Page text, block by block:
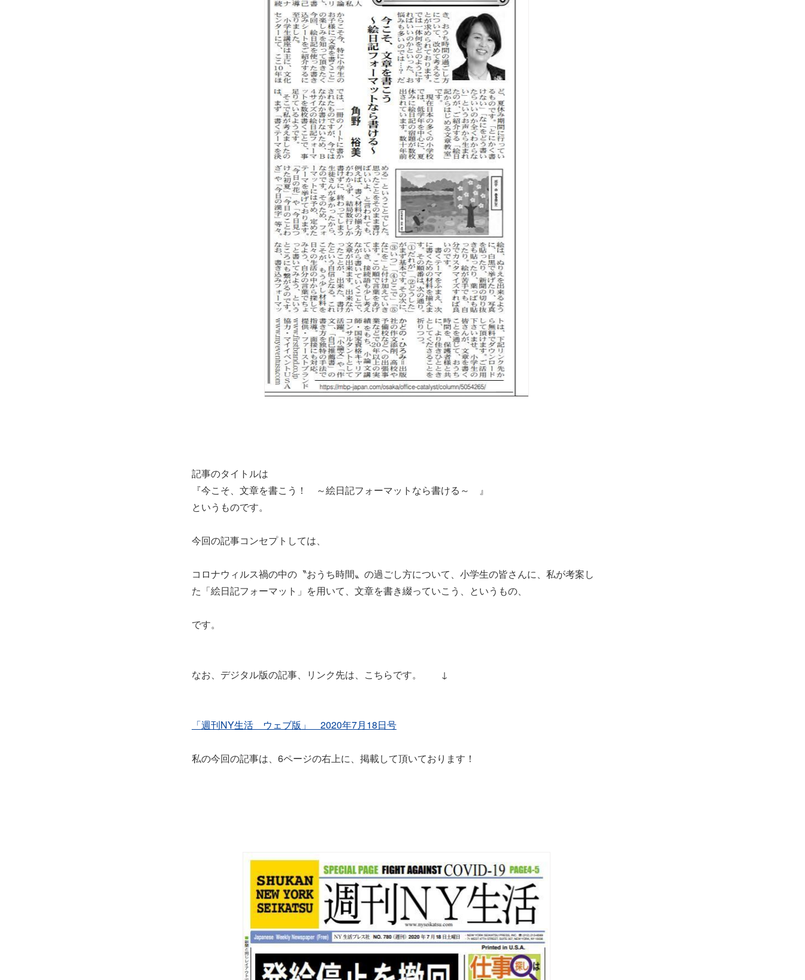
記事のタイトルは
『今こそ、文章を書こう！ ～絵日記フォーマットなら書ける～ 』
というものです。
今回の記事コンセプトしては、
コロナウィルス禍の中の〝おうち時間〟の過ごし方について、小学生の皆さんに、私が考案し
た「絵日記フォーマット」を用いて、文章を書き綴っていこう、というもの、
です。
なお、デジタル版の記事、リンク先は、こちらです。 ↓
「週刊NY生活 ウェブ版」 2020年7月18日号
私の今回の記事は、6ページの右上に、掲載して頂いております！